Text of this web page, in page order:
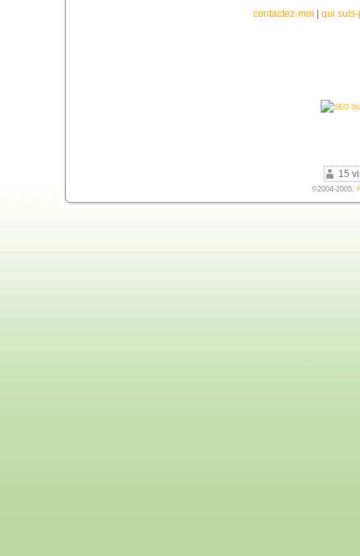
contactez-moi qui
15
©2004-2005,